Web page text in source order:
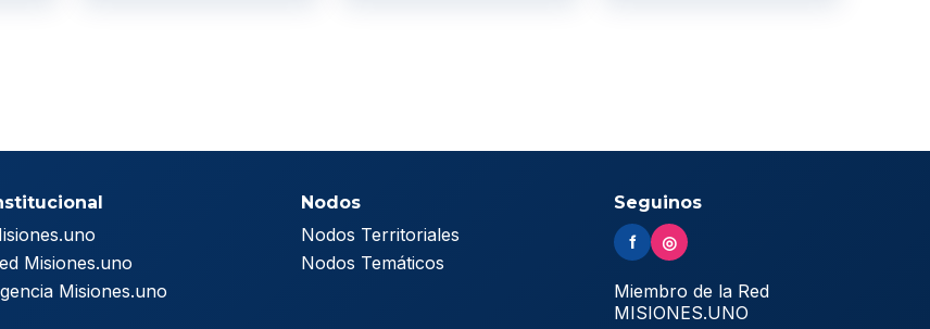
Misiones.uno
Misiones.uno
Nodos
Nodos Territoriales
Nodos Temáticos
Seguinos
f ◎
Miembro de la Red
MISIONES.UNO